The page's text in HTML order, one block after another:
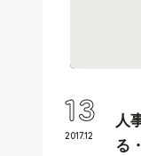
人
る
2017.12
13